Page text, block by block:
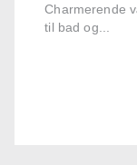
Charmerende
til bad og...